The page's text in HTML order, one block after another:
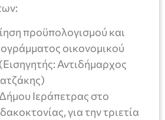
προϋπολογισμού και
οικονομικού
Αντιδήμαρχος
Ιεράπετρας στο
για την τριετία